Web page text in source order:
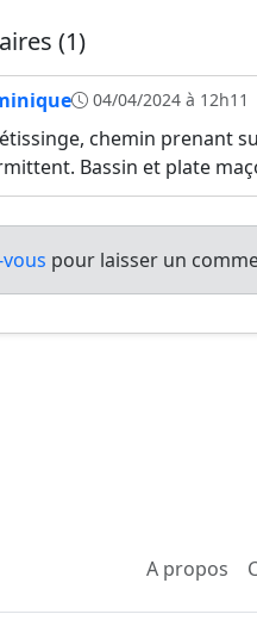
(1)
04/04/2024 à 12h11
chemin prenant
Bassin et plate
pour laisser un
A propos